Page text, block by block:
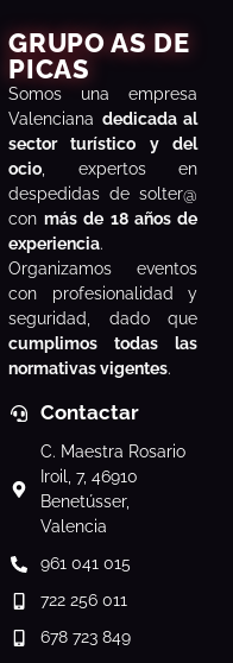
GRUPO AS DE
PICAS
Somos una empresa
Valenciana dedicada al
sector turístico y del
ocio , expertos en
despedidas de solter@
conmás de 18 años de
experiencia.
Organizamos eventos
con profesionalidad y
seguridad, dado que
cumplimos todas las
normativas vigentes.
Contactar
C. Maestra Rosario
Iroil, 7, 46910
Benetússer,
Valencia
961 041 015
722 256 011
678 723 849